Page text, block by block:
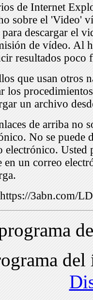
de Internet
sobre el 'Video'
descargar el
de vídeo. Al
resultados poco
que usan otros
los
un archivo
de arriba no
No se puede
electrónico. Usted
en un correo
https://3abn.com/